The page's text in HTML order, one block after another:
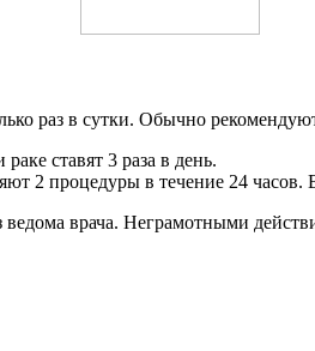
раз в сутки. Обычно
ставят 3 раза в день.
2 процедуры в течение 24
врача. Неграмотными